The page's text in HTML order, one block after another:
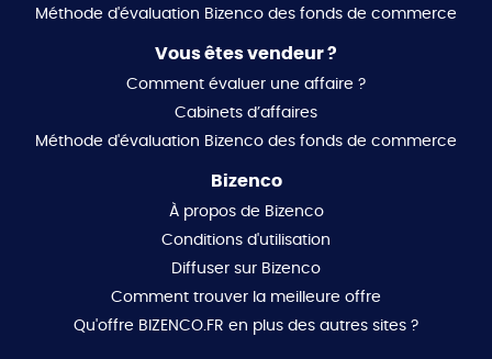
Méthode d'évaluation Bizenco des fonds de commerce
Vous êtes vendeur ?
Comment évaluer une affaire ?
Cabinets d’affaires
Méthode d'évaluation Bizenco des fonds de commerce
Bizenco
À propos de Bizenco
Conditions d'utilisation
Diffuser sur Bizenco
Comment trouver la meilleure offre
Qu'offre BIZENCO.FR en plus des autres sites ?